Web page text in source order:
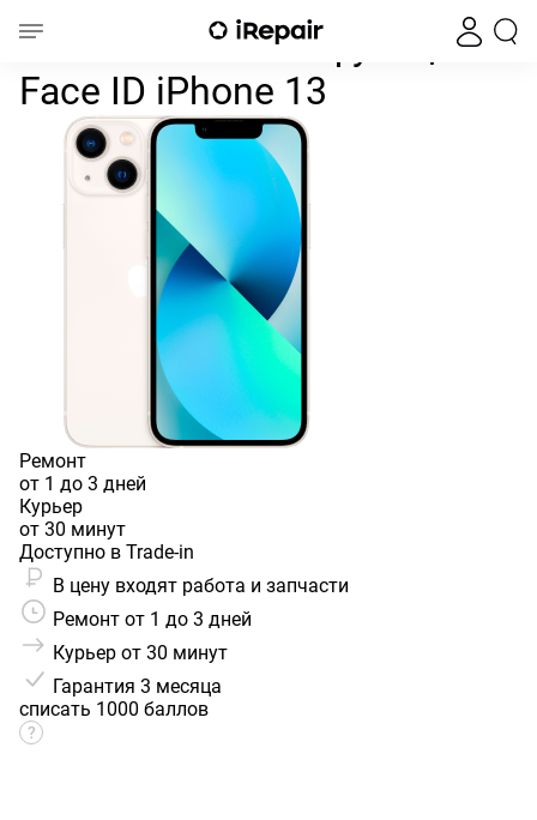
Восстановление функции Face
Восстановление функции
Face ID iPhone 13
Ремонт
от 1 до 3 дней
Курьер
от 30 минут
Доступно в Trade-in
В цену входят работа и запчасти
Ремонт от 1 до 3 дней
Курьер от 30 минут
Гарантия 3 месяца
списать 1000 баллов